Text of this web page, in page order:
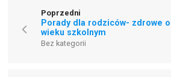
Poprzedni
Porady dla rodziców- zdrowe
wieku szkolnym
Bez kategorii